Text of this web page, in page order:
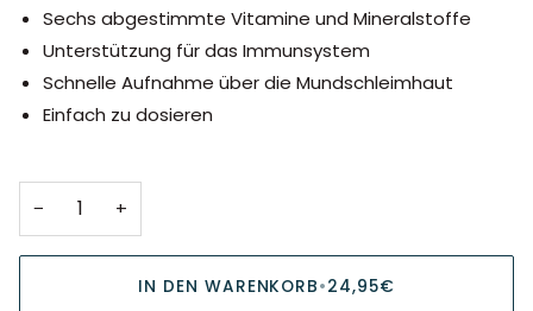
Sechs abgestimmte Vitamine und Mineralstoffe
Unterstützung für das Immunsystem
Schnelle Aufnahme über die Mundschleimhaut
Einfach zu dosieren
− +
IN DEN WARENKORB•24,95€